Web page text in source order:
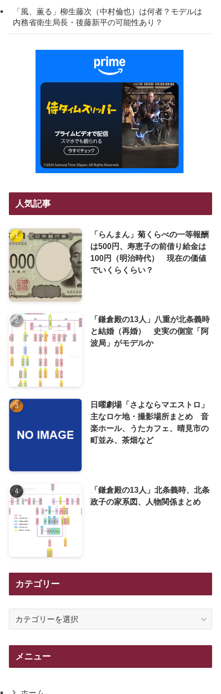
「風、薫る」柳生藤次（中村倫也）は何者？モデルは
内務省衛生局長・後藤新平の可能性あり？
人気記事
「らんまん」菊くらべの一等報酬
は500円、寿恵子の前借り給金は
100円（明治時代） 現在の価値
でいくらくらい？
「鎌倉殿の13人」八重が北条義時
と結婚（再婚） 史実の側室「阿
波局」がモデルか
日曜劇場「さよならマエストロ」
主なロケ地・撮影場所まとめ 音
楽ホール、うたカフェ、晴見市の
町並み、茶畑など
「鎌倉殿の13人」北条義時、北条
政子の家系図、人物関係まとめ
カテゴリー
メニュー